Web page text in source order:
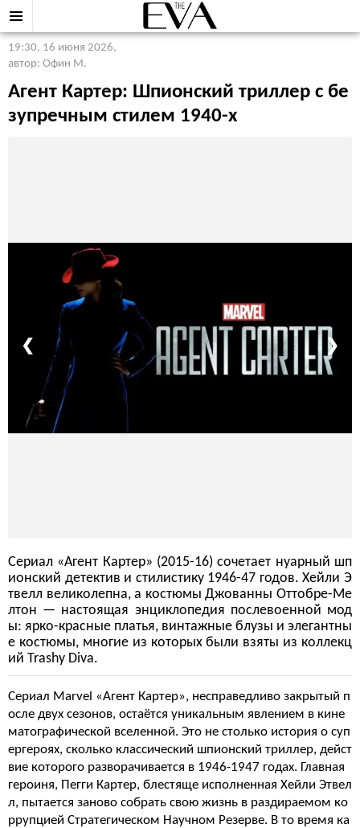
19:30, 16 июня 2026,
автор: Офин М.
Агент Картер: Шпионский триллер с бе
зупречным стилем 1940-х
❮ ❯
Сериал «Агент Картер» (2015-16) сочетает нуарный шп
ионский детектив и стилистику 1946-47 годов. Хейли Э
твелл великолепна, а костюмы Джованны Оттобре-Ме
лтон — настоящая энциклопедия послевоенной мод
ы: ярко-красные платья, винтажные блузы и элегантны
е костюмы, многие из которых были взяты из коллекц
ий Trashy Diva.
Сериал Marvel «Агент Картер», несправедливо закрытый п
осле двух сезонов, остаётся уникальным явлением в кине
матографической вселенной. Это не столько история о суп
ергероях, сколько классический шпионский триллер, дейст
вие которого разворачивается в 1946-1947 годах. Главная
героиня, Пегги Картер, блестяще исполненная Хейли Этвел
л, пытается заново собрать свою жизнь в раздираемом ко
ррупцией Стратегическом Научном Резерве. В то время ка